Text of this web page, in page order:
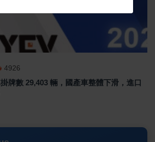
4926
牌數 29,403 輛，國產車整體下滑，進口